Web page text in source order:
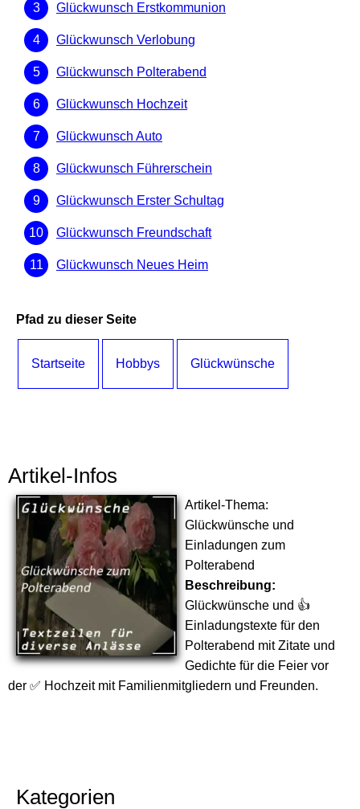
Glückwunsch Erstkommunion
Glückwunsch Verlobung
Glückwunsch Polterabend
Glückwunsch Hochzeit
Glückwunsch Auto
Glückwunsch Führerschein
Glückwunsch Erster Schultag
Glückwunsch Freundschaft
Glückwunsch Neues Heim
Pfad zu dieser Seite
Startseite Hobbys Glückwünsche
Artikel-Infos
Artikel-Thema:
Glückwünsche und
Einladungen zum
Polterabend
Beschreibung:
Glückwünsche und 👍
Einladungstexte für den
Polterabend mit Zitate und
Gedichte für die Feier vor
der ✅ Hochzeit mit Familienmitgliedern und Freunden.
Kategorien